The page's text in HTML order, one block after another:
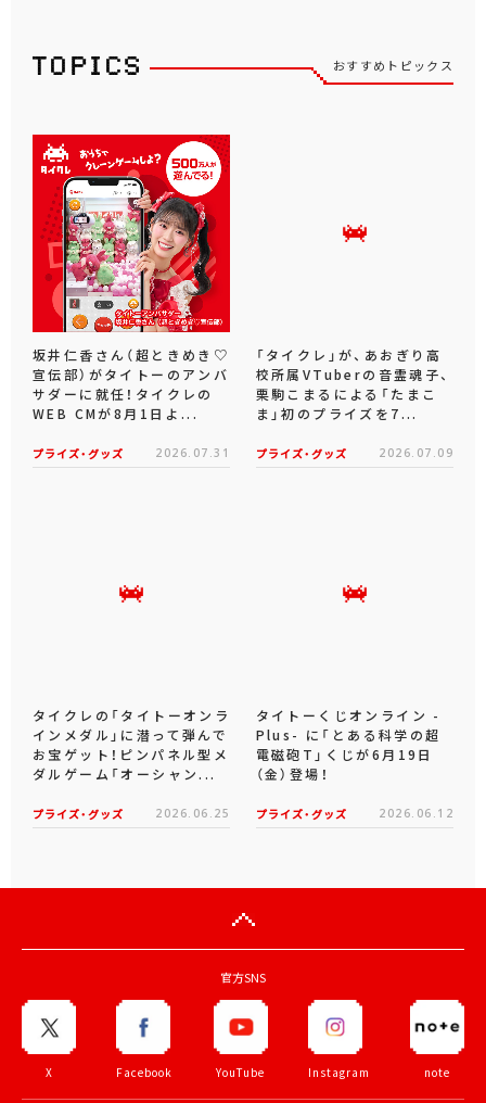
おすすめトピックス
坂井仁香さん（超ときめき♡
宣伝部）がタイトーのアンバ
サダーに就任！タイクレの
WEB CMが8月1日よ...
プライズ・グッズ 2026.07.31
「タイクレ」が、あおぎり高
校所属VTuberの音霊魂子、
栗駒こまるによる「たまこ
ま」初のプライズを7...
プライズ・グッズ 2026.07.09
タイクレの「タイトーオンラ
インメダル」に潜って弾んで
お宝ゲット！ピンパネル型メ
ダルゲーム「オーシャン...
プライズ・グッズ 2026.06.25
タイトーくじオンライン -
Plus- に「とある科学の超
電磁砲T」くじが6月19日
（金）登場！
プライズ・グッズ 2026.06.12
官方SNS
X Facebook YouTube Instagram note